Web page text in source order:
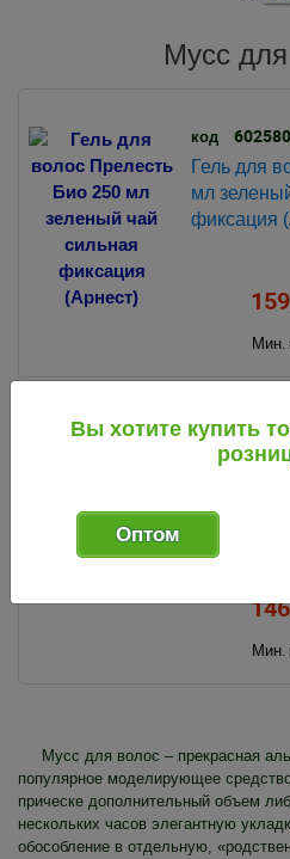
Мусс
код 602580
Гель для
мл
фиксация
159
Мин.
код 710475
146
Мин.
Мусс для волос – прекрасная
популярное моделирующее
прическе дополнительный объем
нескольких часов элегантную
обособление в отдельную,
Вы хотите купить
Оптом